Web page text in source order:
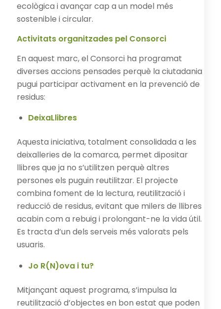
ecològica i avançar cap a un model més
sostenible i circular.
Activitats organitzades pel Consorci
En aquest marc, el Consorci ha programat
diverses accions pensades perquè la ciutadania
pugui participar activament en la prevenció de
residus:
DeixaLlibres
Aquesta iniciativa, totalment consolidada a les
deixalleries de la comarca, permet dipositar
llibres que ja no s’utilitzen perquè altres
persones els puguin reutilitzar. El projecte
combina foment de la lectura, reutilització i
reducció de residus, evitant que milers de llibres
acabin com a rebuig i prolongant-ne la vida útil.
Es tracta d’un dels serveis més valorats pels
usuaris.
Jo R(N)ova i tu?
Mitjançant aquest programa, s’impulsa la
reutilització d’objectes en bon estat que poden